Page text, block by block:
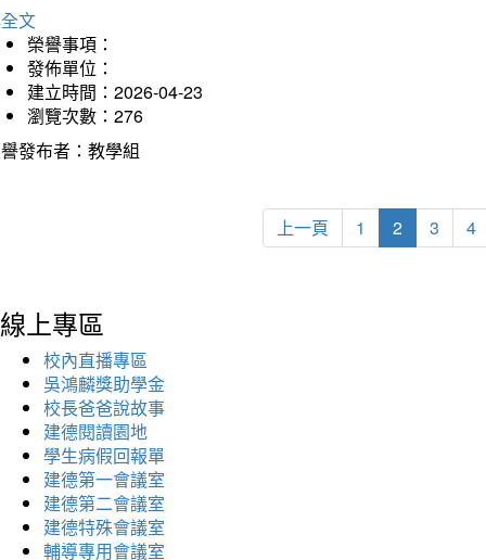
文
榮譽事項：
發佈單位：
建立時間：2026-04-23
瀏覽次數：276
發布者：教學組
上一頁 1 2 3 4
線上專區
校內直播專區
吳鴻麟獎助學金
校長爸爸說故事
建德閱讀園地
學生病假回報單
建德第一會議室
建德第二會議室
建德特殊會議室
輔導專用會議室